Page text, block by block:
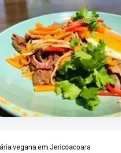
vegana em Jericoacoara